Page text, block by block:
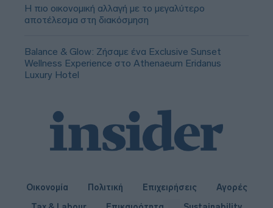
Η πιο οικονομική αλλαγή με το μεγαλύτερο
αποτέλεσμα στη διακόσμηση
Balance & Glow: Ζήσαμε ένα Exclusive Sunset
Wellness Experience στο Athenaeum Eridanus
Luxury Hotel
Οικονομία Πολιτική Επιχειρήσεις
Αγορές